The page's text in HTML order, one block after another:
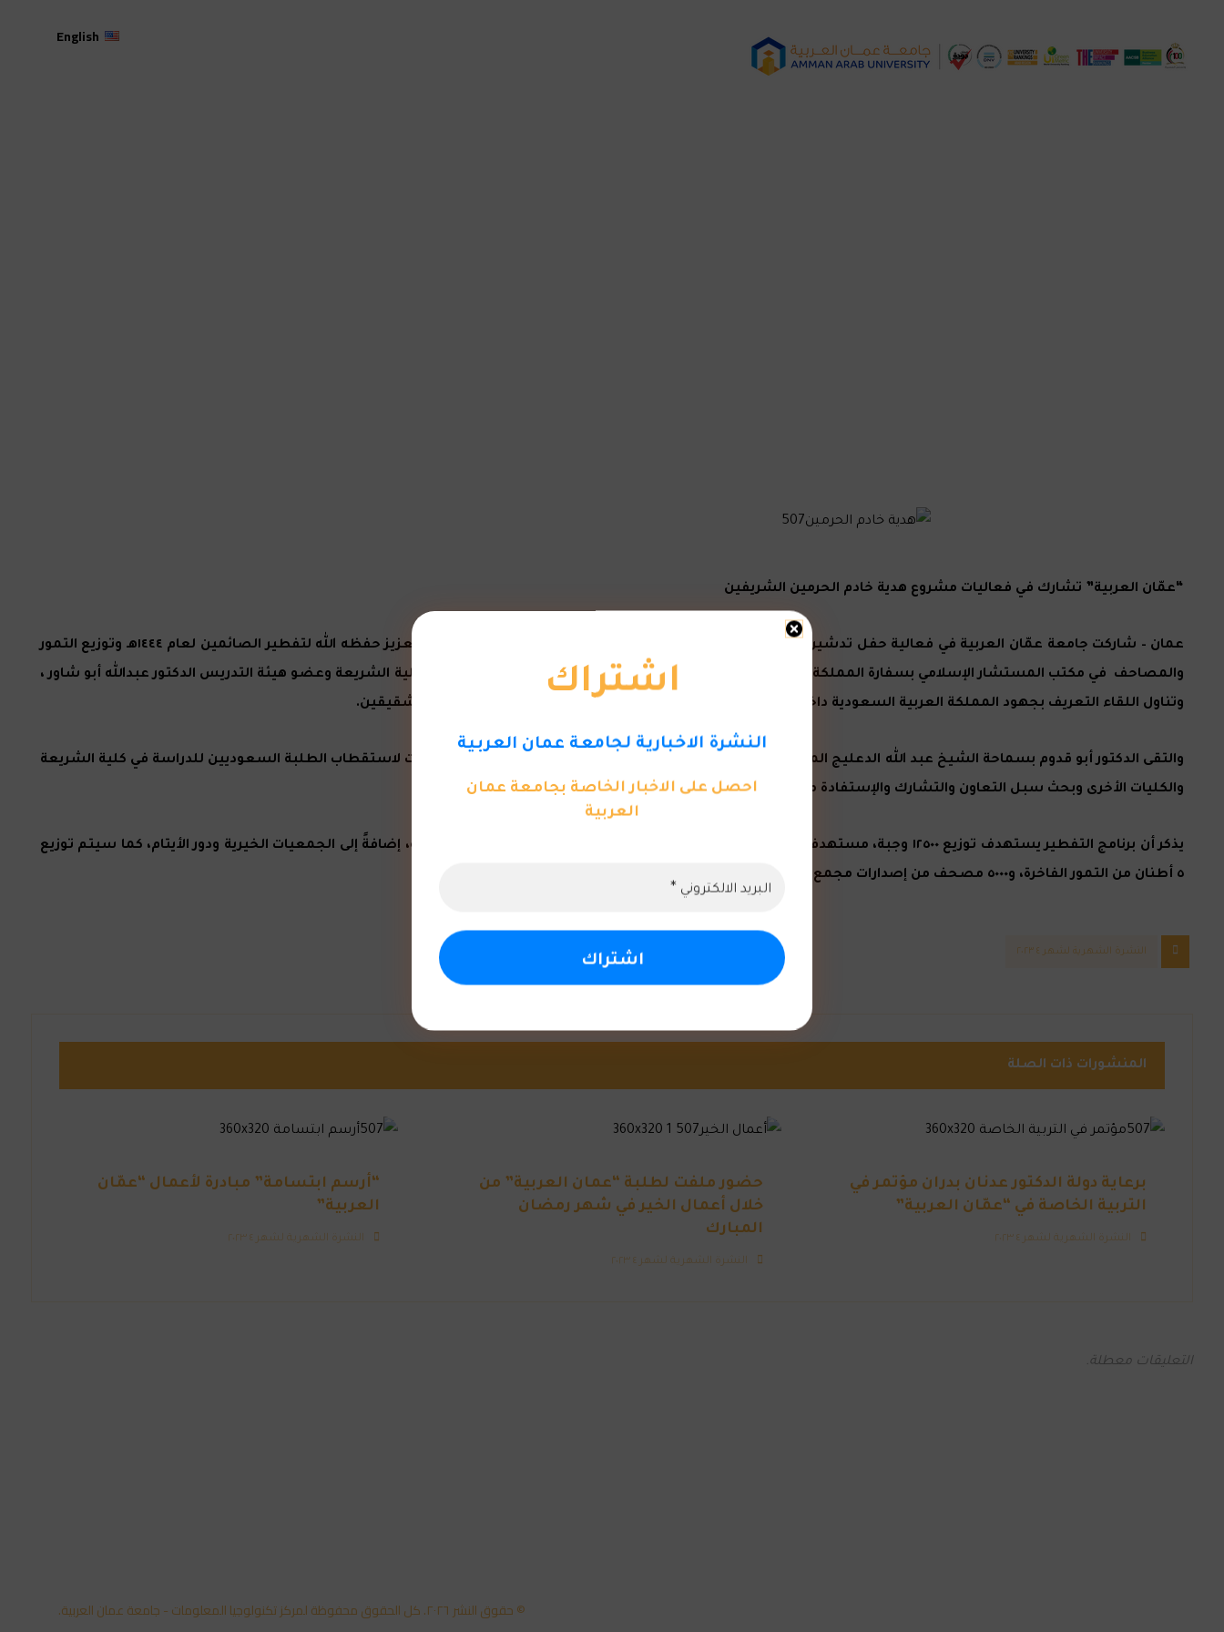
English
“عمّان العربية” تشارك في فعاليات مشروع هدية خادم الحرمين الشريفين
عمان – شاركت جامعة عمّان العربية في فعالية حفل تدشين مشروع هدية خادم الحرمين الشريفين الملك سلمان بن عبد العزيز حفظه الله لتفطير الصائمين لعام ١٤٤٤هـ وتوزيع التمور
والمصاحف في مكتب المستشار الإسلامي بسفارة المملكة العربية السعودية ، ومثل الجامعة الدكتور بلال أبو قدوم عميد كلية الشريعة وعضو هيئة التدريس الدكتور عبدالله أبو شاور ،
وتناول اللقاء التعريف بجهود المملكة العربية السعودية داخل السعودية وخارجها والحديث عن عمق العلاقات بين البلدين الشقيقين.
والتقى الدكتور أبو قدوم بسماحة الشيخ عبد الله الدعليج المستشار الديني السعودي ،وتم الحديث عن وسائل تطوير العلاقات لاستقطاب الطلبة السعوديين للدراسة في كلية الشريعة
والكليات الأخرى وبحث سبل التعاون والتشارك والإستفادة من البرامج العلمية والتعليمية.
يذكر أن برنامج التفطير يستهدف توزيع ١٢٥٠٠ وجبة، مستهدفاً مختلف المحافظات الأردنية والمخيمات الفلسطينية والسورية، إضافةً إلى الجمعيات الخيرية ودور الأيتام، كما سيتم توزيع
٥ أطنان من التمور الفاخرة، و٥٠٠٠ مصحف من إصدارات مجمع الملك فهد لطباعة المصحف الشريف بالمدينة المنورة.
اشتراك
النشرة الاخبارية لجامعة عمان العربية
احصل على الاخبار الخاصة بجامعة عمان
العربية
النشرة الشهرية لشهر ٤ ٢٠٢٣
المنشورات ذات الصلة
برعاية دولة الدكتور عدنان بدران مؤتمر في
التربية الخاصة في “عمّان العربية”
النشرة الشهرية لشهر ٤ ٢٠٢٣
حضور ملفت لطلبة “عمان العربية” من
خلال أعمال الخير في شهر رمضان
المبارك
النشرة الشهرية لشهر ٤ ٢٠٢٣
“أرسم ابتسامة” مبادرة لأعمال “عمّان
العربية”
النشرة الشهرية لشهر ٤ ٢٠٢٣
التعليقات معطلة.
© حقوق النشر ٢٠٢٦. كل الحقوق محفوظة لمركز تكنولوجيا المعلومات - جامعة عمان العربية.